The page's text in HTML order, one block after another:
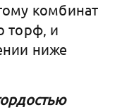
комбинат
торф, и
ниже